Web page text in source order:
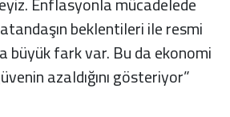
beklentileri ile resmi
büyük fark var. Bu da ekonomi
azaldığını gösteriyor”